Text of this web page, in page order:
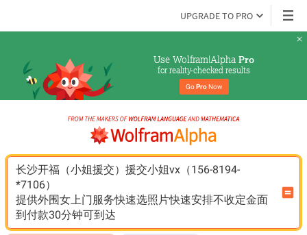
UPGRADE TO PRO
Use Wolfram|Alpha Pro
for reality-checked results
Go Pro Now
长沙开福（小姐援交）援交小姐vx（156-8194-
*7106）
提供外围女上门服务快速选照片快速安排不收定金面
到付款30分钟可到达